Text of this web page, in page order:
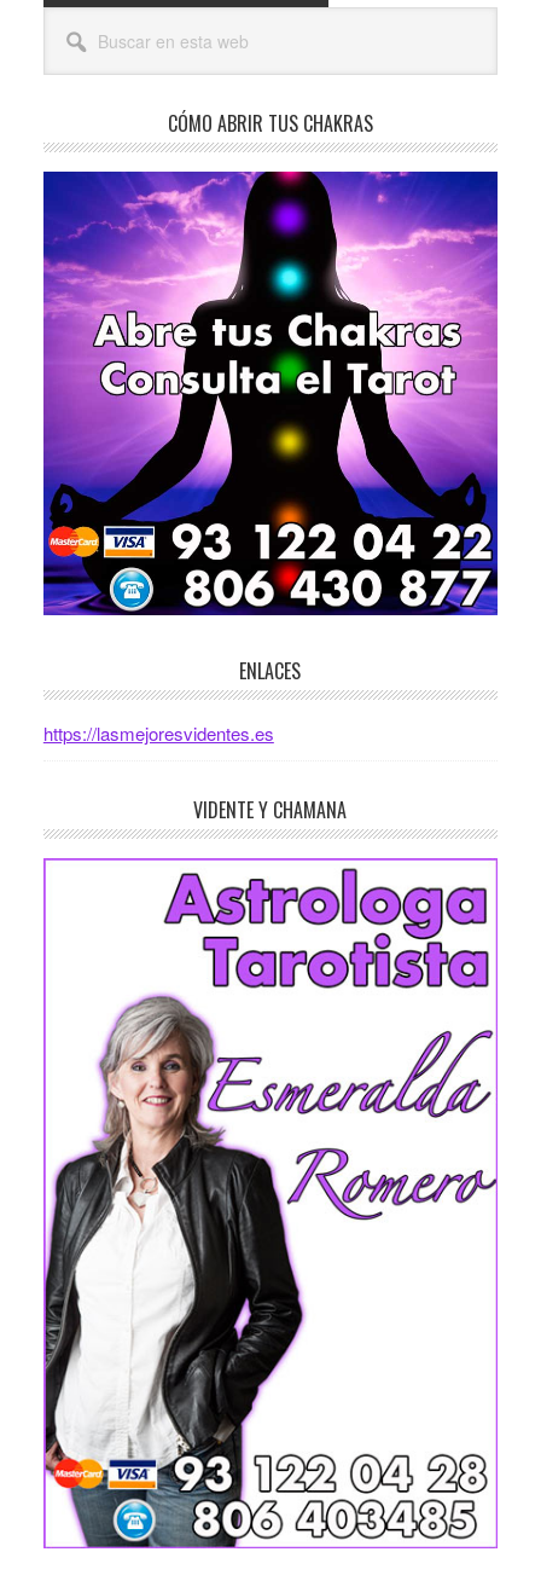
Barra
lateral
esta
CÓMO ABRIR TUS CHAKRAS
ENLACES
https://lasmejoresvidentes.es
VIDENTE Y CHAMANA